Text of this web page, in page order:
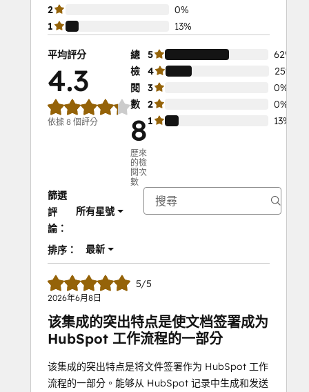
2
0%
1
13%
平均評分
4.3
依據 8 個評分
總
檢
閱
數
8
歷來
的檢
閱次
數
5
62%
4
25%
3
0%
2
0%
1
13%
篩選
評
論：
所有星號
排序： 最新
5/5
2026年6月8日
该集成的突出特点是使文档签署成为
HubSpot 工作流程的一部分
该集成的突出特点是将文件签署作为 HubSpot 工作
流程的一部分。能够从 HubSpot 记录中生成和发送